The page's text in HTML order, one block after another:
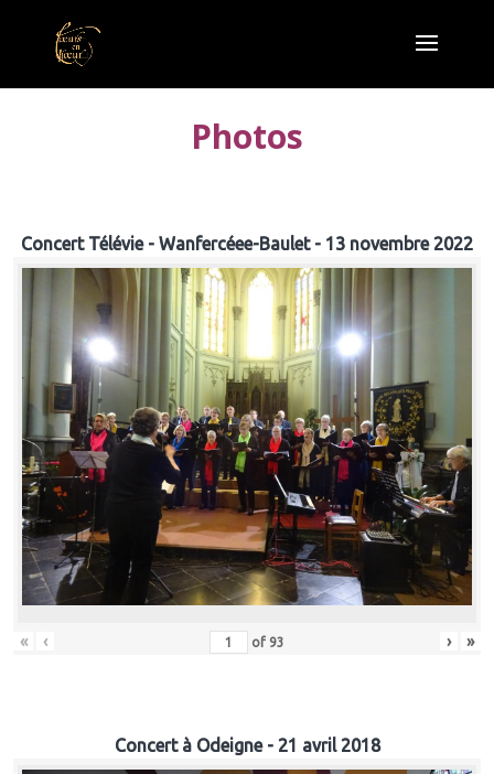
Photos
Concert Télévie - Wanfercéee-Baulet - 13 novembre 2022
« ‹ of 93 › »
Concert à Odeigne - 21 avril 2018